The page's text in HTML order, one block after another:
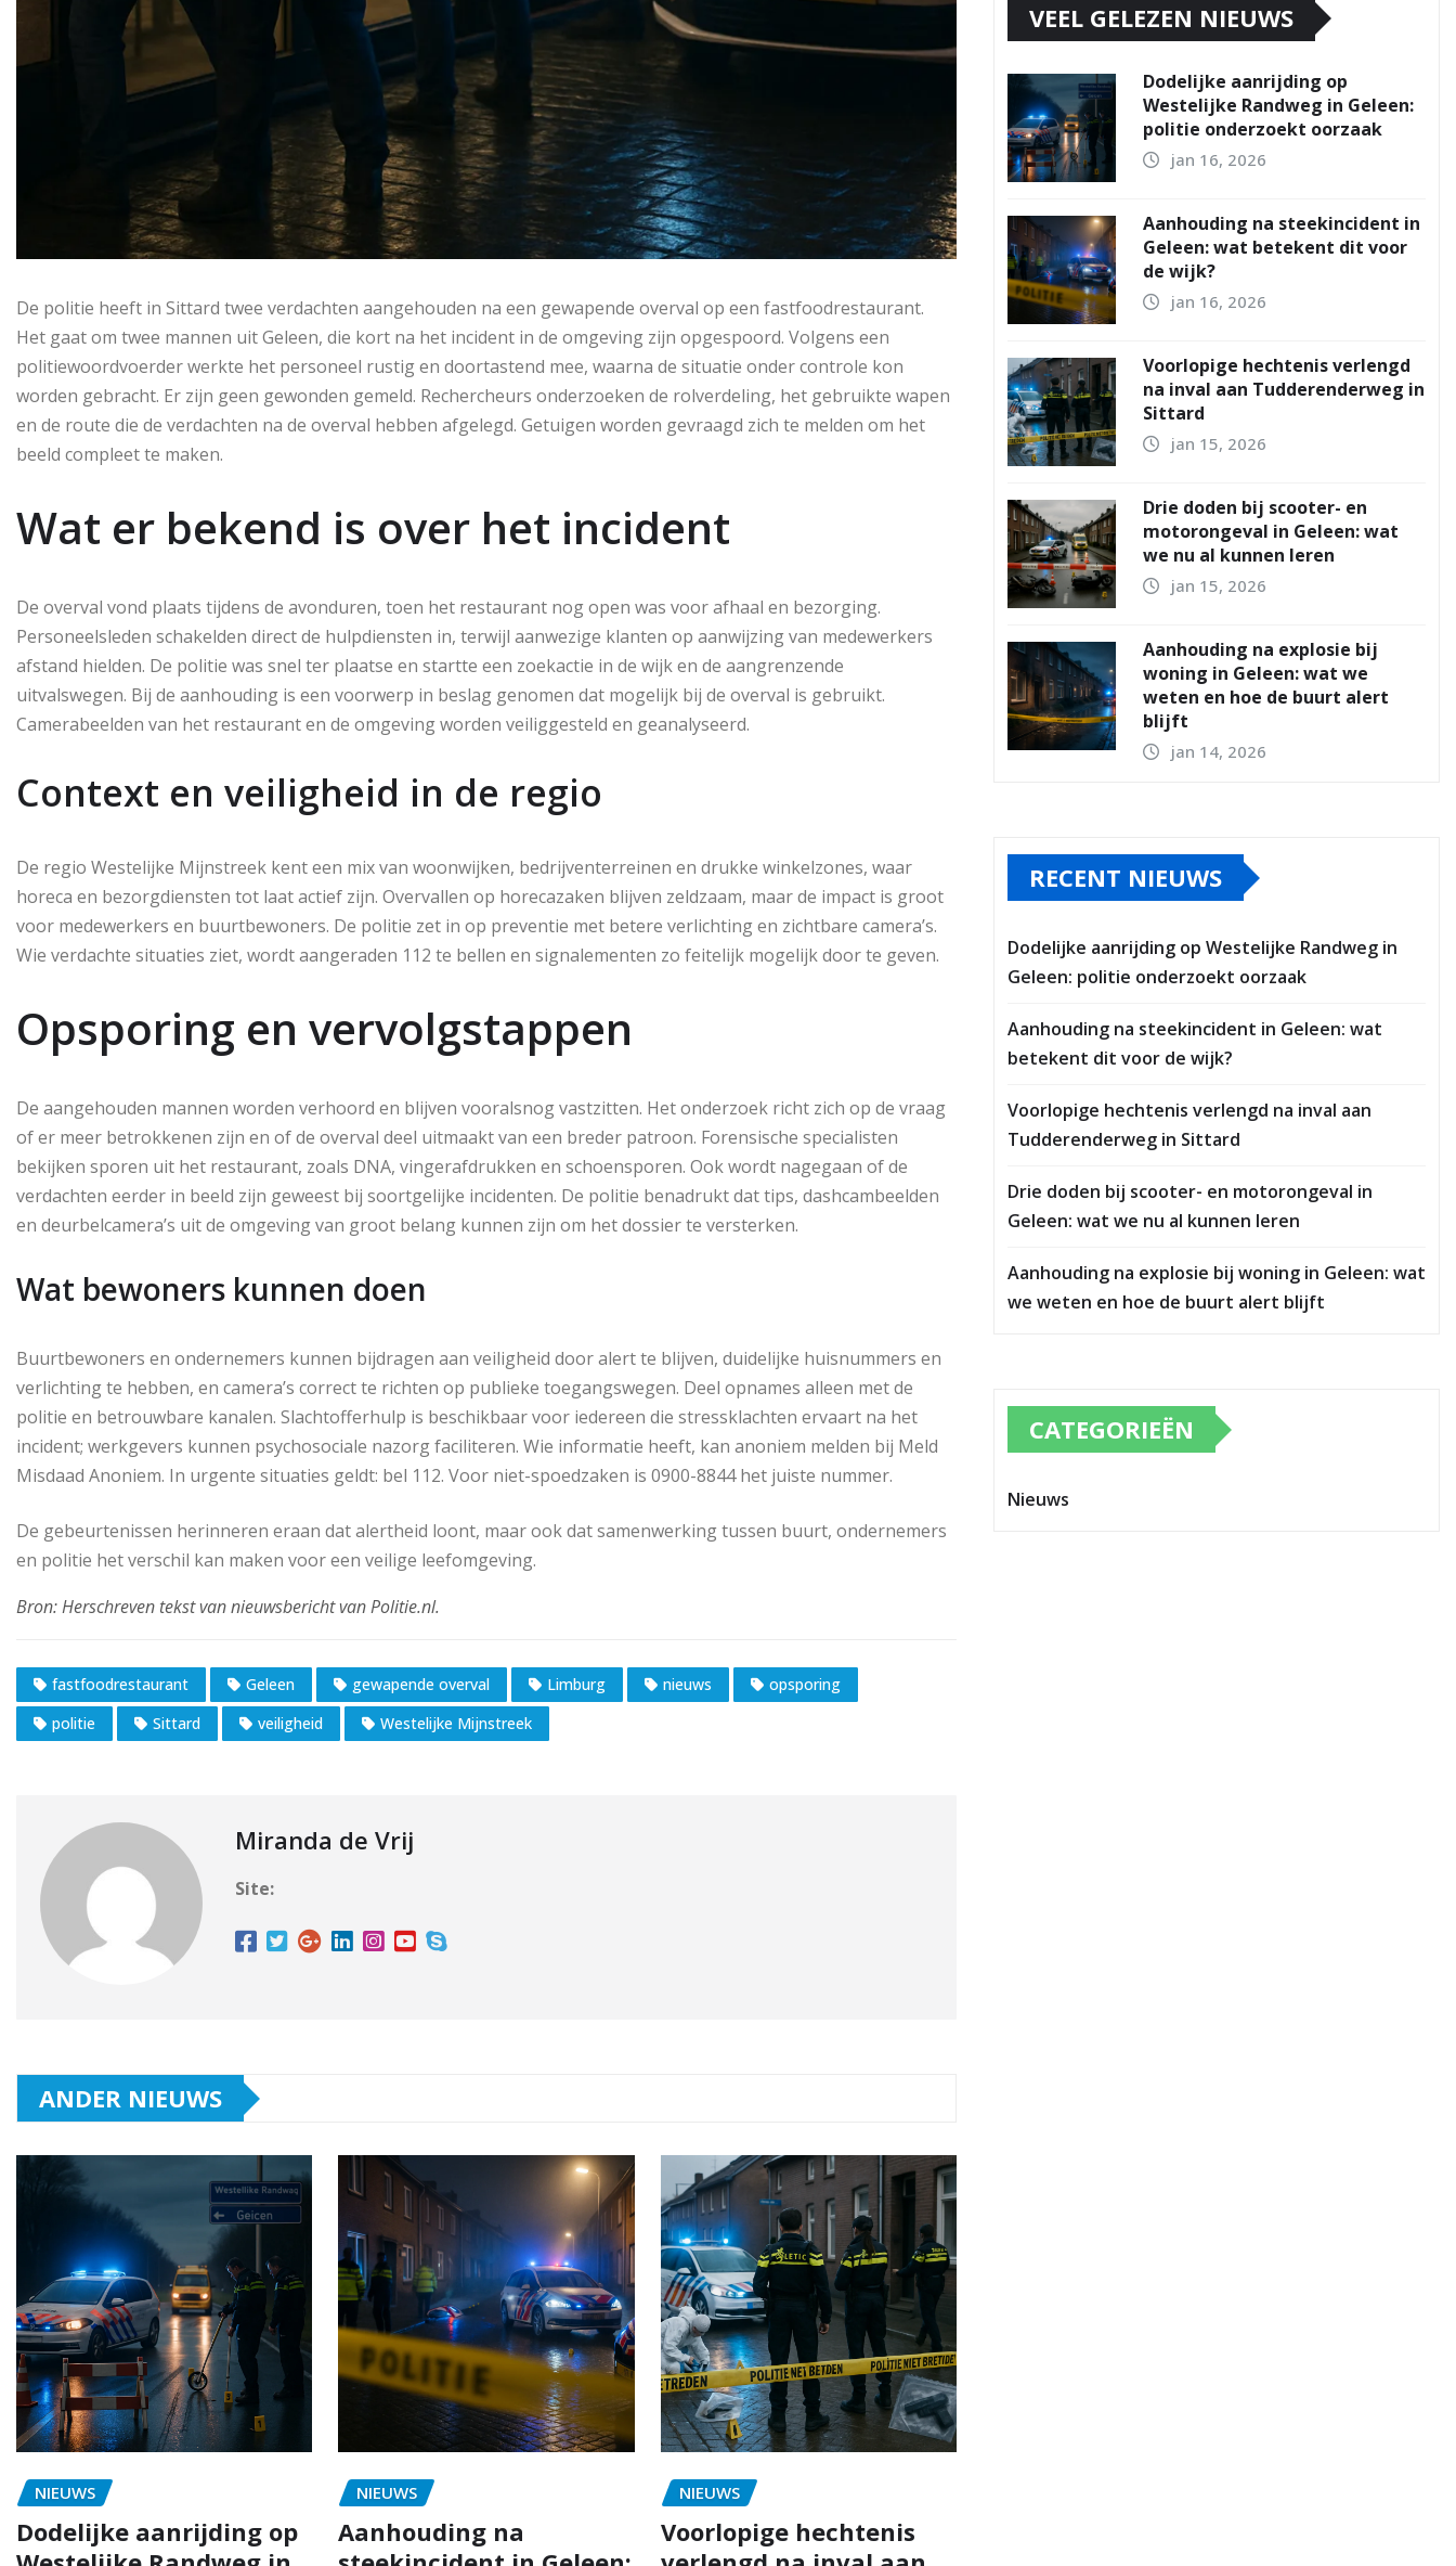
De politie heeft in Sittard twee verdachten aangehouden na een gewapende overval op een fastfoodrestaurant.
Het gaat om twee mannen uit Geleen, die kort na het incident in de omgeving zijn opgespoord. Volgens een
politiewoordvoerder werkte het personeel rustig en doortastend mee, waarna de situatie onder controle kon
worden gebracht. Er zijn geen gewonden gemeld. Rechercheurs onderzoeken de rolverdeling, het gebruikte wapen
en de route die de verdachten na de overval hebben afgelegd. Getuigen worden gevraagd zich te melden om het
beeld compleet te maken.
Wat er bekend is over het incident
De overval vond plaats tijdens de avonduren, toen het restaurant nog open was voor afhaal en bezorging.
Personeelsleden schakelden direct de hulpdiensten in, terwijl aanwezige klanten op aanwijzing van medewerkers
afstand hielden. De politie was snel ter plaatse en startte een zoekactie in de wijk en de aangrenzende
uitvalswegen. Bij de aanhouding is een voorwerp in beslag genomen dat mogelijk bij de overval is gebruikt.
Camerabeelden van het restaurant en de omgeving worden veiliggesteld en geanalyseerd.
Context en veiligheid in de regio
De regio Westelijke Mijnstreek kent een mix van woonwijken, bedrijventerreinen en drukke winkelzones, waar
horeca en bezorgdiensten tot laat actief zijn. Overvallen op horecazaken blijven zeldzaam, maar de impact is groot
voor medewerkers en buurtbewoners. De politie zet in op preventie met betere verlichting en zichtbare camera’s.
Wie verdachte situaties ziet, wordt aangeraden 112 te bellen en signalementen zo feitelijk mogelijk door te geven.
Opsporing en vervolgstappen
De aangehouden mannen worden verhoord en blijven vooralsnog vastzitten. Het onderzoek richt zich op de vraag
of er meer betrokkenen zijn en of de overval deel uitmaakt van een breder patroon. Forensische specialisten
bekijken sporen uit het restaurant, zoals DNA, vingerafdrukken en schoensporen. Ook wordt nagegaan of de
verdachten eerder in beeld zijn geweest bij soortgelijke incidenten. De politie benadrukt dat tips, dashcambeelden
en deurbelcamera’s uit de omgeving van groot belang kunnen zijn om het dossier te versterken.
Wat bewoners kunnen doen
Buurtbewoners en ondernemers kunnen bijdragen aan veiligheid door alert te blijven, duidelijke huisnummers en
verlichting te hebben, en camera’s correct te richten op publieke toegangswegen. Deel opnames alleen met de
politie en betrouwbare kanalen. Slachtofferhulp is beschikbaar voor iedereen die stressklachten ervaart na het
incident; werkgevers kunnen psychosociale nazorg faciliteren. Wie informatie heeft, kan anoniem melden bij Meld
Misdaad Anoniem. In urgente situaties geldt: bel 112. Voor niet-spoedzaken is 0900-8844 het juiste nummer.
De gebeurtenissen herinneren eraan dat alertheid loont, maar ook dat samenwerking tussen buurt, ondernemers
en politie het verschil kan maken voor een veilige leefomgeving.
fastfoodrestaurant Geleen gewapende overval Limburg nieuws
opsporing
politie
Sittard veiligheid Westelijke Mijnstreek
Miranda de Vrij
Site:
ANDER NIEUWS
NIEUWS
Dodelijke aanrijding op
NIEUWS
Aanhouding na
NIEUWS
Voorlopige hechtenis
VEEL GELEZEN NIEUWS
Dodelijke aanrijding op
Westelijke Randweg in Geleen:
politie onderzoekt oorzaak
jan 16, 2026
Aanhouding na steekincident in
Geleen: wat betekent dit voor
de wijk?
jan 16, 2026
Voorlopige hechtenis verlengd
na inval aan Tudderenderweg in
Sittard
jan 15, 2026
Drie doden bij scooter- en
motorongeval in Geleen: wat
we nu al kunnen leren
jan 15, 2026
Aanhouding na explosie bij
woning in Geleen: wat we
weten en hoe de buurt alert
blijft
jan 14, 2026
RECENT NIEUWS
Dodelijke aanrijding op Westelijke Randweg in
Geleen: politie onderzoekt oorzaak
Aanhouding na steekincident in Geleen: wat
betekent dit voor de wijk?
Voorlopige hechtenis verlengd na inval aan
Tudderenderweg in Sittard
Drie doden bij scooter- en motorongeval in
Geleen: wat we nu al kunnen leren
Aanhouding na explosie bij woning in Geleen: wat
we weten en hoe de buurt alert blijft
CATEGORIEËN
Nieuws